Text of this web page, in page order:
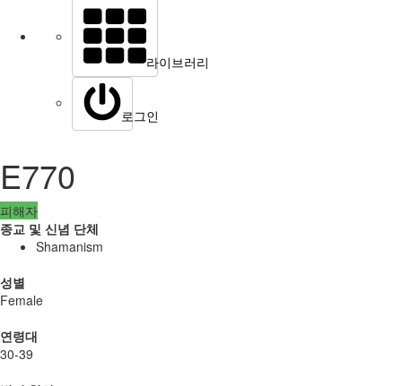
라이브러리
로그인
E770
피해자
종교 및 신념 단체
Shamanism
성별
Female
연령대
30-39